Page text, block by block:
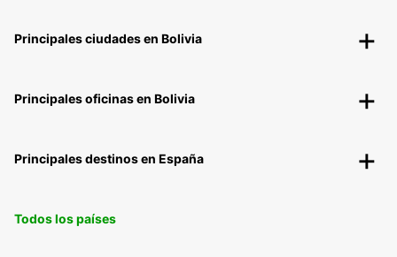
Principales ciudades en Bolivia
Principales oficinas en Bolivia
Principales destinos en España
Todos los países